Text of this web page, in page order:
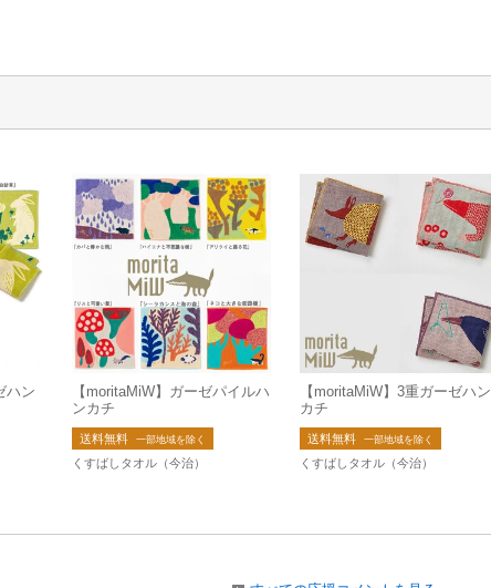
ハン
【moritaMiW】ガーゼパイルハ
ンカチ
送料無料 一部地域を除く
くすばしタオル（今治）
【moritaMiW】3重ガーゼハン
カチ
送料無料 一部地域を除く
くすばしタオル（今治）